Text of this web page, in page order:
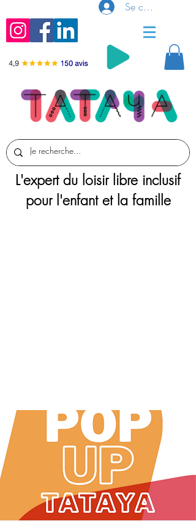
Se connecter
L'expert du loisir libre inclusif
pour l'enfant et la famille